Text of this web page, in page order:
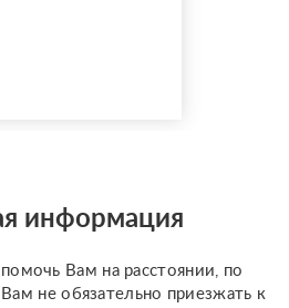
колодах Таро и
рунах.
информация
Вам на расстоянии, по
не обязательно приезжать к